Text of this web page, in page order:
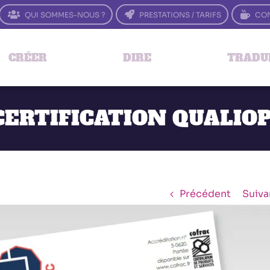
QUI SOMMES-NOUS ? PRESTATIONS / TARIFS
CRÉER DIRE
Précédent